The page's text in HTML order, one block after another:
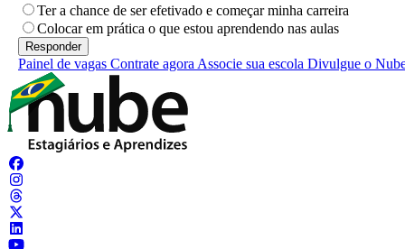
Ter a chance de ser efetivado e começar minha carreira
Colocar em prática o que estou aprendendo nas aulas
Painel de vagas Contrate agora Associe sua escola Divulgue o